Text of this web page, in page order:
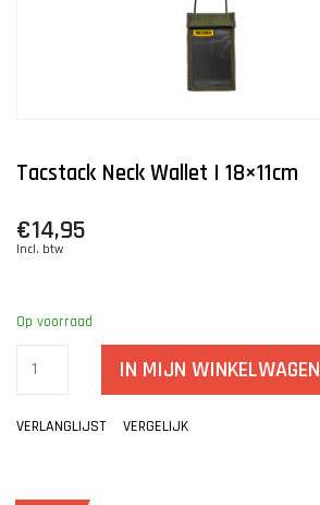
Tacstack Neck Wallet | 18×11cm
€14,95
Incl. btw
Op voorraad
IN MIJN WINKELWAGEN
VERLANGLIJST VERGELIJK